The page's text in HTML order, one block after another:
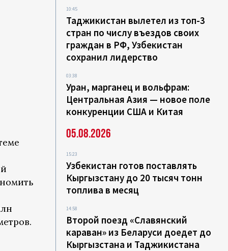
10:45
Таджикистан вылетел из топ-3
стран по числу въездов своих
граждан в РФ, Узбекистан
сохранил лидерство
03:38
Уран, марганец и вольфрам:
Центральная Азия — новое поле
конкуренции США и Китая
05.08.2026
15:23
Узбекистан готов поставлять
Кыргызстану до 20 тысяч тонн
топлива в месяц
14:58
Второй поезд «Славянский
караван» из Беларуси доедет до
Кыргызстана и Таджикистана